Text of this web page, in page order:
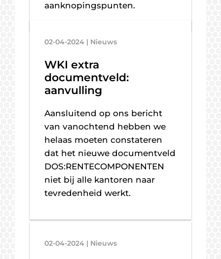
aanknopingspunten.
02-04-2024 | Nieuws
WKI extra
documentveld:
aanvulling
Aansluitend op ons bericht
van vanochtend hebben we
helaas moeten constateren
dat het nieuwe documentveld
DOS:RENTECOMPONENTEN
niet bij alle kantoren naar
tevredenheid werkt.
02-04-2024 | Nieuws